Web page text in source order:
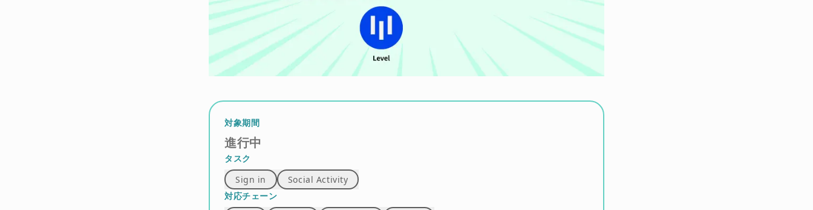
対象期間
進行中
タスク
Sign in
Social Activity
対応チェーン